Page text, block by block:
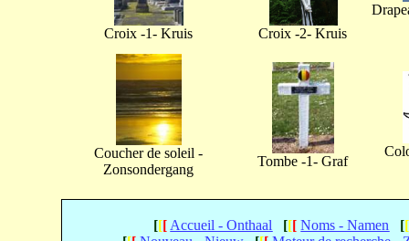
Croix -1- Kruis Croix -2- Kruis
Coucher de soleil -
Zonsondergang
Tombe -1- Graf
[[[ Accueil - Onthaal [[[ Noms - Namen [[